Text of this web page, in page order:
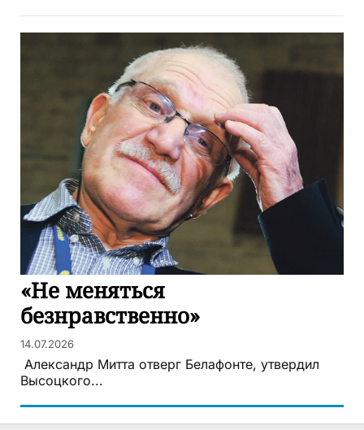
«Не меняться
безнравственно»
14.07.2026
Александр Митта отверг Белафонте, утвердил
Высоцкого...